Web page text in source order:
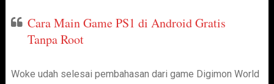
Cara Main Game PS1 di Android Gratis
Tanpa Root
Woke udah selesai pembahasan dari game Digimon World